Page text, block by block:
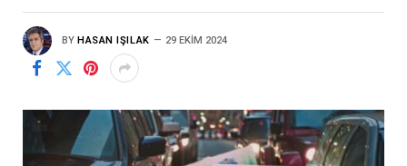
BY HASAN IŞILAK 29 EKIM 2024